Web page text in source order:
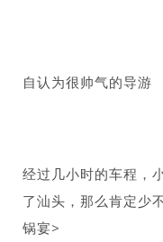
自认为很帅气的导游
经过几小时的车程，
了汕头，那么肯定
锅宴>